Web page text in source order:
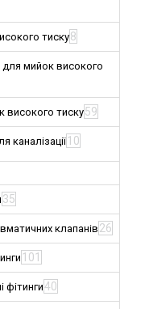
тиску8
для мийок високого
високого тиску59
каналізації 10
35
клапанів 26
101
фітинги40